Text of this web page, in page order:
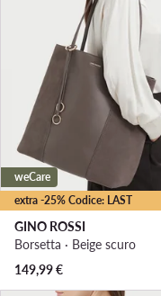
extra -25% Codice: LAST
weCare
GINO ROSSI
Borsetta · Beige scuro
149,99€